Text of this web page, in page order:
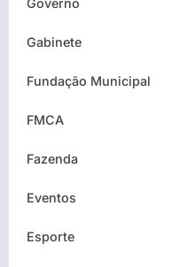
Governo
Gabinete
Fundação Municipal
FMCA
Fazenda
Eventos
Esporte